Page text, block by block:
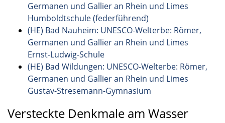
Germanen und Gallier an Rhein und Limes
Humboldtschule (federführend)
(HE) Bad Nauheim: UNESCO-Welterbe: Römer,
Germanen und Gallier an Rhein und Limes
Ernst-Ludwig-Schule
(HE) Bad Wildungen: UNESCO-Welterbe: Römer,
Germanen und Gallier an Rhein und Limes
Gustav-Stresemann-Gymnasium
Versteckte Denkmale am Wasser